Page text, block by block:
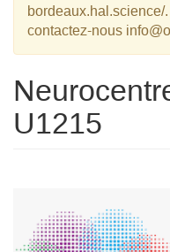
bordeaux.hal.science/
contactez-nous
U1215